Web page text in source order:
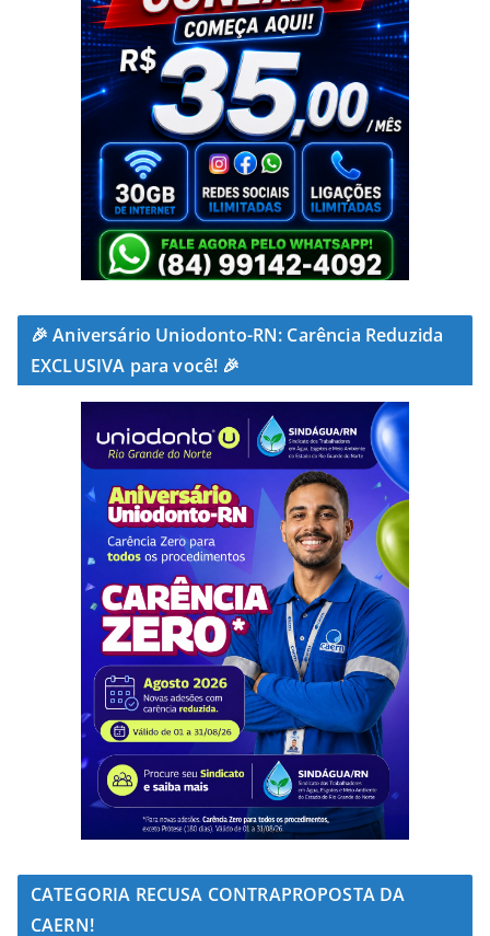
🎉 Aniversário Uniodonto-RN: Carência Reduzida
EXCLUSIVA para você! 🎉
CATEGORIA RECUSA CONTRAPROPOSTA DA
CAERN!